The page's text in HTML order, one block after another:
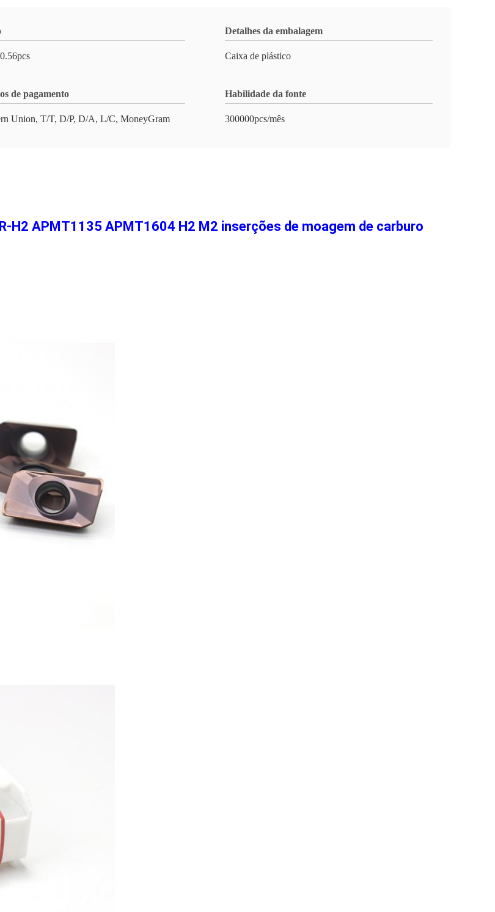
Detalhes da embalagem
Caixa de plástico
de pagamento
Union, T/T, D/P, D/A, L/C, MoneyGram
Habilidade da fonte
300000pcs/mês
H2 APMT1135 APMT1604 H2 M2 inserções de moagem de carburo